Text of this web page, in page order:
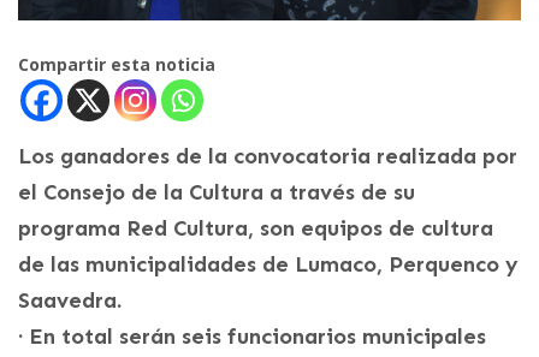
Compartir esta noticia
Los ganadores de la convocatoria realizada por
el Consejo de la Cultura a través de su
programa Red Cultura, son equipos de cultura
de las municipalidades de Lumaco, Perquenco y
Saavedra.
· En total serán seis funcionarios municipales